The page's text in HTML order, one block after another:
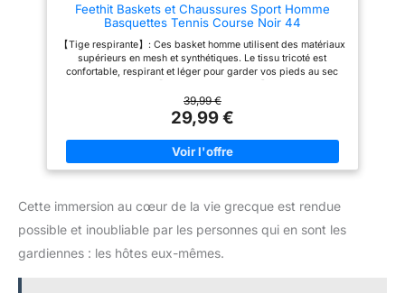
Feethit Baskets et Chaussures Sport Homme
Basquettes Tennis Course Noir 44
【Tige respirante】: Ces basket homme utilisent des matériaux
supérieurs en mesh et synthétiques. Le tissu tricoté est
confortable, respirant et léger pour garder vos pieds au sec
chaussures homme est fabriqué en textile et en coton respirant
hautement élastique. Amorti et absorption des chocs accrus,
offrant un confort même en position debout et en marchant
pendant une longue période. 【Antidérapant et antichoc】: Ces
chaussures de sport pour hommes sont fabriquées en EVA et
en caoutchouc résistant. L'EVA offre une absorption des chocs,
sur & À lacets】: Les sneakers homme avec doublure
l'abrasion, ce qui est pratique à mettre et à enlever. Les lacets
peuvent être facilement ajustés pour mieux s'adapter à vos
pieds. 【Plusieurs Occacions】: Les baskets et chaussures de
39,99 €
29,99 €
Cette immersion au cœur de la vie grecque est rendue
possible et inoubliable par les personnes qui en sont les
gardiennes : les hôtes eux-mêmes.